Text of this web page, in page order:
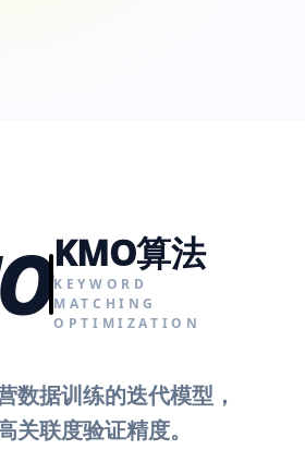
KMO算法
KEYWORD
MATCHING
OPTIMIZATION
数据训练的迭代模型，
关联度验证精度。